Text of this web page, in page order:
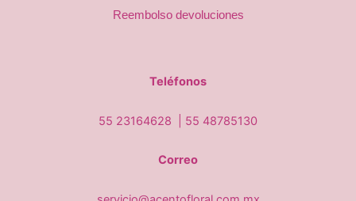
Reembolso devoluciones
Teléfonos
55 23164628 | 55 48785130
Correo